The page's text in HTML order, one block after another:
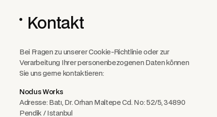
Kontakt
Bei Fragen zu unserer Cookie-Richtlinie oder zur
Verarbeitung Ihrer personenbezogenen Daten können
Sie uns gerne kontaktieren:
Nodus Works
Adresse: Batı, Dr. Orhan Maltepe Cd. No: 52/5, 34890
Pendik / Istanbul